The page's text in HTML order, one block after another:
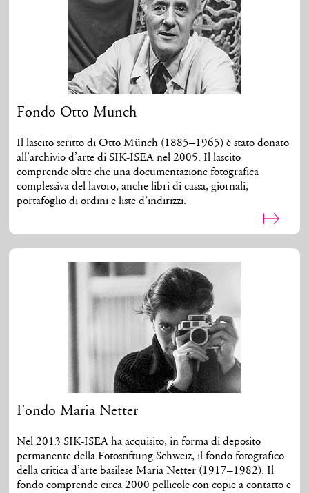
Fondo Otto Münch
Il lascito scritto di Otto Münch (1885–1965) è stato donato
all’archivio d’arte di SIK-ISEA nel 2005. Il lascito
comprende oltre che una documentazione fotografica
complessiva del lavoro, anche libri di cassa, giornali,
portafoglio di ordini e liste d’indirizzi.
Fondo Maria Netter
Nel 2013 SIK-ISEA ha acquisito, in forma di deposito
permanente della Fotostiftung Schweiz, il fondo fotografico
della critica d’arte basilese Maria Netter (1917–1982). Il
fondo comprende circa 2000 pellicole con copie a contatto e